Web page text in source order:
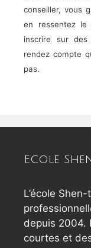
conseiller, vous
en ressentez
inscrire sur
rendez compte
pas.
Ecole
L’école
depuis 2004.
courtes et